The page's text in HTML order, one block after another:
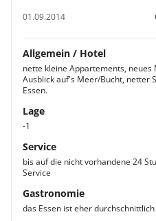
01.09.2014
Allgemein / Hotel
nette kleine Appartements,
Ausblick auf's Meer/Bucht, netter
Essen.
Lage
-1
Service
bis auf die nicht vorhandene 24
Service
Gastronomie
das Essen ist eher